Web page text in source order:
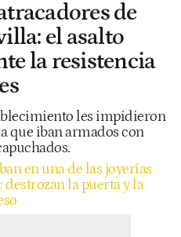
de
el asalto
la resistencia
les impidieron
que iban armados con
en una de las joyerías
destrozan la puerta y la